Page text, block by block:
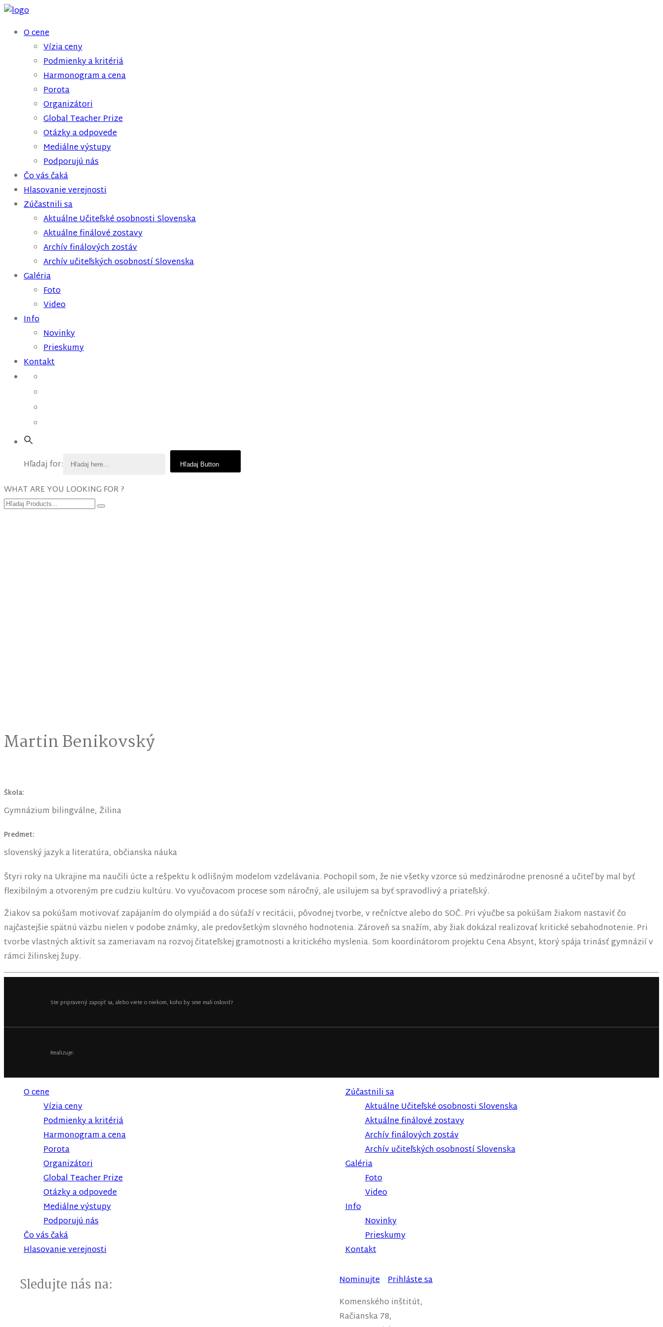
O cene
Vízia ceny
Podmienky a kritériá
Harmonogram a cena
Porota
Organizátori
Global Teacher Prize
Otázky a odpovede
Mediálne výstupy
Podporujú nás
Čo vás čaká
Hlasovanie verejnosti
Zúčastnili sa
Aktuálne Učiteľské osobnosti Slovenska
Aktuálne finálové zostavy
Archív finálových zostáv
Archív učiteľských osobností Slovenska
Galéria
Foto
Video
Info
Novinky
Prieskumy
Kontakt
Hľadaj for: Hľadaj Button
WHAT ARE YOU LOOKING FOR ?
Martin Benikovský
Škola:
Gymnázium bilingválne, Žilina
Predmet:
slovenský jazyk a literatúra, občianska náuka
Štyri roky na Ukrajine ma naučili úcte a rešpektu k odlišným modelom vzdelávania. Pochopil som, že nie všetky vzorce sú medzinárodne prenosné a učiteľ by mal byť
flexibilným a otvoreným pre cudziu kultúru. Vo vyučovacom procese som náročný, ale usilujem sa byť spravodlivý a priateľský.
Žiakov sa pokúšam motivovať zapájaním do olympiád a do súťaží v recitácii, pôvodnej tvorbe, v rečníctve alebo do SOČ. Pri výučbe sa pokúšam žiakom nastaviť čo
najčastejšie spätnú väzbu nielen v podobe známky, ale predovšetkým slovného hodnotenia. Zároveň sa snažím, aby žiak dokázal realizovať kritické sebahodnotenie. Pri
tvorbe vlastných aktivít sa zameriavam na rozvoj čitateľskej gramotnosti a kritického myslenia. Som koordinátorom projektu Cena Absynt, ktorý spája trinásť gymnázií v
rámci žilinskej župy.
Ste pripravený zapojiť sa, alebo viete o niekom, koho by sme mali osloviť?
Realizuje:
O cene
Vízia ceny
Podmienky a kritériá
Harmonogram a cena
Porota
Organizátori
Global Teacher Prize
Otázky a odpovede
Mediálne výstupy
Podporujú nás
Čo vás čaká
Hlasovanie verejnosti
Zúčastnili sa
Aktuálne Učiteľské osobnosti Slovenska
Aktuálne finálové zostavy
Archív finálových zostáv
Archív učiteľských osobností Slovenska
Galéria
Foto
Video
Info
Novinky
Prieskumy
Kontakt
Sledujte nás na: Nominujte Prihláste sa
Komenského inštitút,
Račianska 78,